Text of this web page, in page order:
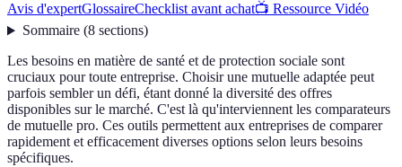
Avis d'expertGlossaireChecklist avant achat📺 Ressource Vidéo
Sommaire(8 sections)
Les besoins en matière de santé et de protection sociale sont
cruciaux pour toute entreprise. Choisir une mutuelle adaptée peut
parfois sembler un défi, étant donné la diversité des offres
disponibles sur le marché. C'est là qu'interviennent les comparateurs
de mutuelle pro. Ces outils permettent aux entreprises de comparer
rapidement et efficacement diverses options selon leurs besoins
spécifiques.